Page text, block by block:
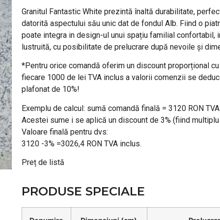
Granitul Fantastic White prezintă înaltă durabilitate,
datorită aspectului său unic dat de fondul Alb. Fiind o
poate integra in design-ul unui spațiu familial confortabil,
lustruită, cu posibilitate de prelucrare după nevoile și
*Pentru orice comandă oferim un discount proporțional
fiecare 1000 de lei TVA inclus a valorii comenzii se
plafonat de 10%!
Exemplu de calcul: sumă comandă finală = 3120 RON
Acestei sume i se aplică un discount de 3% (fiind
Valoare finală pentru dvs:
3120 -3% =3026,4 RON TVA inclus.
Preț de listă
PRODUSE SPECIALE